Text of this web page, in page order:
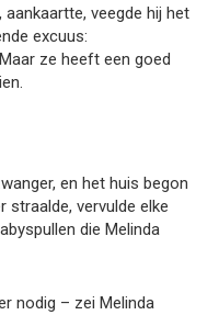
aankaartte, veegde hij het
excuus:
ze heeft een goed
en het huis begon
straalde, vervulde elke
die Melinda
nodig – zei Melinda